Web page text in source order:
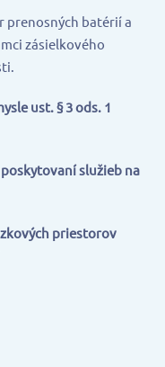
prenosných batérií a
zásielkového
ust. § 3 ods. 1
služieb na
priestorov